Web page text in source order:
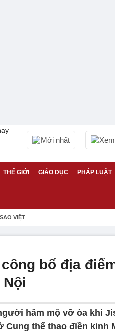
Mới nhất
THẾ GIỚI GIÁO DỤC PHÁP LUẬT
SAO VIỆT
bố địa
hâm mộ vỡ òa khi
Cung thể thao điền kinh